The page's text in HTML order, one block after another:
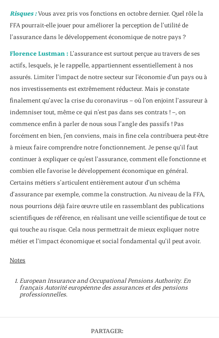
Risques :Vous avez pris vos fonctions en octobre dernier. Quel rôle la
FFA pourrait-elle jouer pour améliorer la perception de l’utilité de
l’assurance dans le développement économique de notre pays ?
Florence Lustman : L’assurance est surtout perçue au travers de ses
actifs, lesquels, je le rappelle, appartiennent essentiellement à nos
assurés. Limiter l’impact de notre secteur sur l’économie d’un pays ou à
nos investissements est extrêmement réducteur. Mais je constate
finalement qu’avec la crise du coronavirus – où l’on enjoint l’assureur à
indemniser tout, même ce qui n’est pas dans ses contrats ! –, on
commence enfin à parler de nous sous l’angle des passifs ! Pas
forcément en bien, j’en conviens, mais in fine cela contribuera peut-être
à mieux faire comprendre notre fonctionnement. Je pense qu’il faut
continuer à expliquer ce qu’est l’assurance, comment elle fonctionne et
combien elle favorise le développement économique en général.
Certains métiers s’articulent entièrement autour d’un schéma
d’assurance par exemple, comme la construction. Au niveau de la FFA,
nous pourrions déjà faire œuvre utile en rassemblant des publications
scientifiques de référence, en réalisant une veille scientifique de tout ce
qui touche au risque. Cela nous permettrait de mieux expliquer notre
métier et l’impact économique et social fondamental qu’il peut avoir.
Notes
European Insurance and Occupational Pensions Authority. En
français Autorité européenne des assurances et des pensions
professionnelles.
PARTAGER: